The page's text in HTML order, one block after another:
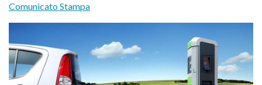
Comunicato Stampa